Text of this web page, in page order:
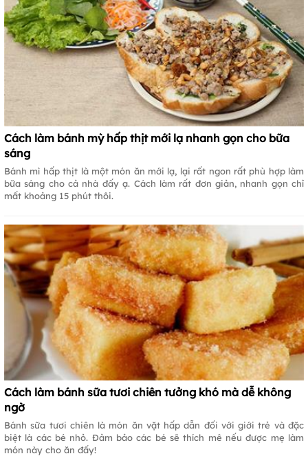
Cách làm bánh mỳ hấp thịt mới lạ nhanh gọn cho bữa
sáng
Bánh mì hấp thịt là một món ăn mới lạ, lại rất ngon rất phù hợp làm
bữa sáng cho cả nhà đấy ạ. Cách làm rất đơn giản, nhanh gọn chỉ
mất khoảng 15 phút thôi.
Cách làm bánh sữa tươi chiên tưởng khó mà dễ không
ngờ
Bánh sữa tươi chiên là món ăn vặt hấp dẫn đối với giới trẻ và đặc
biệt là các bé nhỏ. Đảm bảo các bé sẽ thích mê nếu được mẹ làm
món này cho ăn đấy!